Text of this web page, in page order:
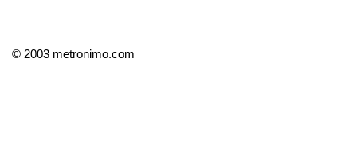
© 2003 metronimo.com